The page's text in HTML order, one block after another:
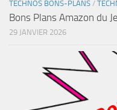
TECHNOS BONS-PLANS /
Bons Plans Amazon du
29 JANVIER 2026